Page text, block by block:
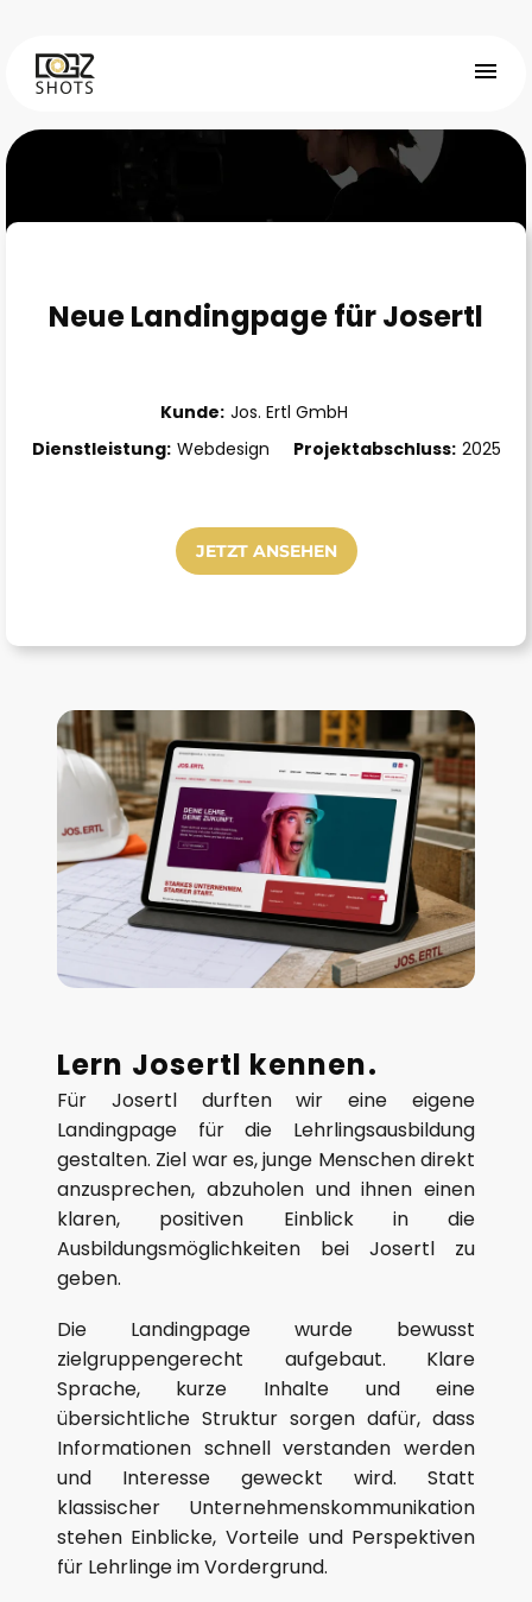
Neue Landingpage für Josertl
Kunde: Jos. Ertl GmbH
Dienstleistung: Webdesign Projektabschluss: 2025
JETZT ANSEHEN
Lern Josertl kennen.
Für Josertl durften wir eine eigene
Landingpage für die Lehrlingsausbildung
gestalten. Ziel war es, junge Menschen direkt
anzusprechen, abzuholen und ihnen einen
klaren, positiven Einblick in die
Ausbildungsmöglichkeiten bei Josertl zu
geben.
Die Landingpage wurde bewusst
zielgruppengerecht aufgebaut. Klare
Sprache, kurze Inhalte und eine
übersichtliche Struktur sorgen dafür, dass
Informationen schnell verstanden werden
und Interesse geweckt wird. Statt
klassischer Unternehmenskommunikation
stehen Einblicke, Vorteile und Perspektiven
für Lehrlinge im Vordergrund.